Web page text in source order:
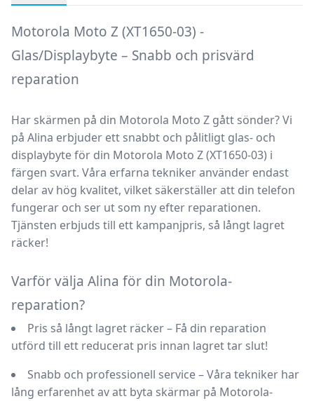
Motorola Moto Z (XT1650-03) -
Glas/Displaybyte – Snabb och prisvärd
reparation
Har skärmen på din Motorola Moto Z gått sönder? Vi
på Alina erbjuder ett snabbt och pålitligt glas- och
displaybyteför din Motorola Moto Z (XT1650-03) i
färgen svart. Våra erfarna tekniker använder endast
delar av hög kvalitet, vilket säkerställer att din telefon
fungerar och ser ut som ny efter reparationen.
Tjänsten erbjuds till ett kampanjpris, så långt lagret
räcker!
Varför välja Alina för din Motorola-
reparation?
Pris så långt lagret räcker– Få din reparation
utförd till ett reducerat pris innan lagret tar slut!
Snabb och professionell service– Våra tekniker har
lång erfarenhet av att byta skärmar på Motorola-